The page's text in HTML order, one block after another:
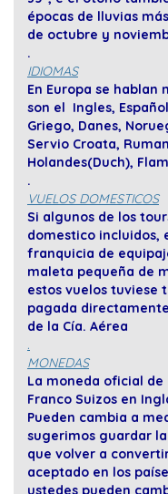
épocas de lluvias
de octubre y
.
IDIOMAS
En Europa se hablan
son el Ingles,
Griego, Danes,
Servio Croata,
Holandes(Duch),
.
VUELOS DOMESTICOS
Si algunos de los
domestico incluidos,
franquicia de
maleta pequeña de
estos vuelos tuviese
pagada
de la Cía. Aérea
.
MONEDAS
La moneda oficial de
Franco Suizos en
Pueden cambia a
sugerimos guardar
que volver a
aceptado en los
ustedes pueden